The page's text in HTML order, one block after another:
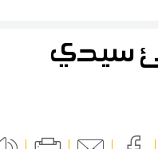
سيدي